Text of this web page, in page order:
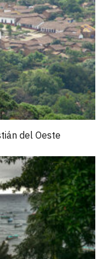
del Oeste